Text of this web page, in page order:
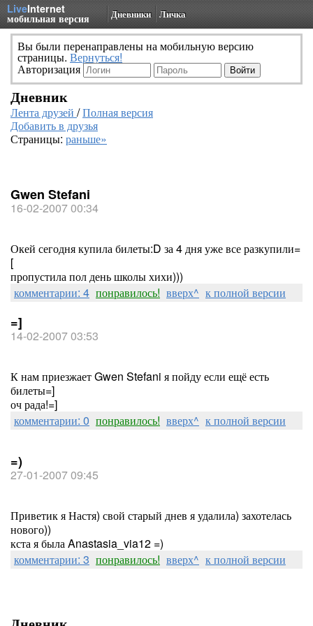
LiveInternet
мобильная версия Дневники Личка
Вы были перенаправлены на мобильную версию
страницы. Вернуться!
Авторизация
Дневник
Лента друзей /Полная версия
Добавить в друзья
Страницы: раньше»
Gwen Stefani
16-02-2007 00:34
Окей сегодня купила билеты:D за 4 дня уже все разкупили=
[
пропустила пол день школы хихи)))
комментарии: 4 понравилось! вверх^ к полной версии
=]
14-02-2007 03:53
К нам приезжает Gwen Stefani я пойду если ещё есть
билеты=]
оч рада!=]
комментарии: 0 понравилось! вверх^ к полной версии
=)
27-01-2007 09:45
Приветик я Настя) свой старый днев я удалила) захотелась
нового))
кста я была Anastasia_via12 =)
комментарии: 3 понравилось! вверх^ к полной версии